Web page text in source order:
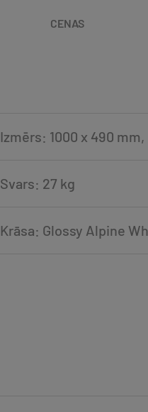
CENAS
Izmērs: 1000 x 490 mm,
Svars: 27 kg
Krāsa: Glossy Alpine